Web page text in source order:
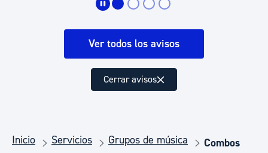
Ver todos los avisos
Cerrar avisos
Inicio Servicios Grupos de música Combos